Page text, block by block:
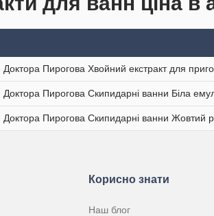
Доктора Пирогова Хвойний екстракт для
Доктора Пирогова Скипидарні ванни Біла
Доктора Пирогова Скипидарні ванни Жовтий
Корисно знати
Наш блог